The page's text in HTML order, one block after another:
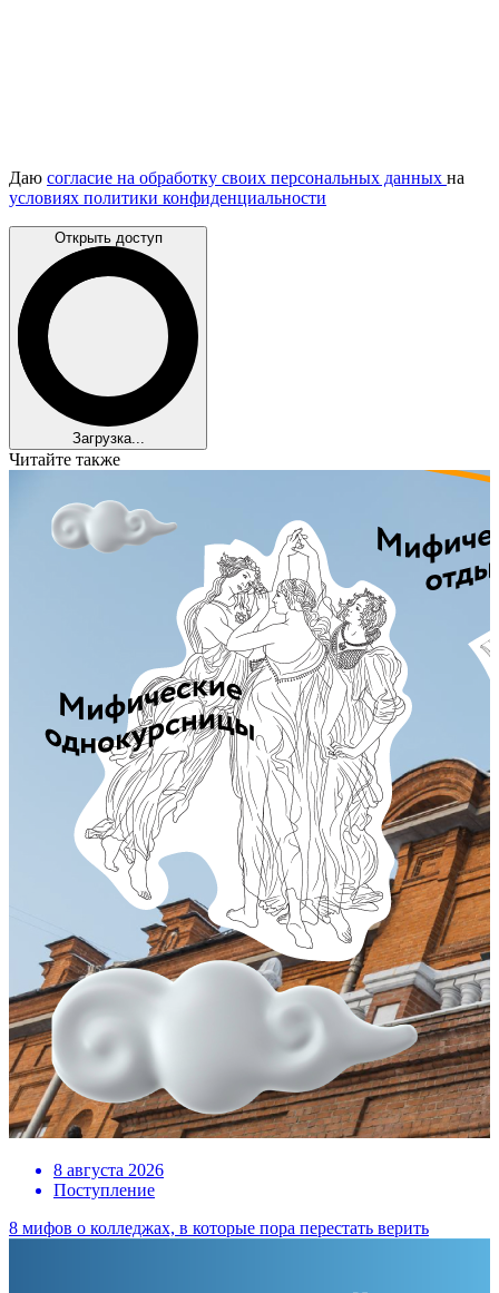
Даю согласие на обработку своих персональных данных на
условиях политики конфиденциальности
Открыть доступ
Загрузка...
Читайте также
8 августа 2026
Поступление
8 мифов о колледжах, в которые пора перестать верить